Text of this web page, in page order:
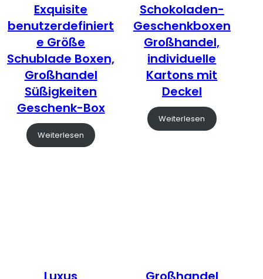
Exquisite
benutzerdefiniert
e Größe
Schublade Boxen,
Großhandel
Süßigkeiten
Geschenk-Box
Weiterlesen
Schokoladen-
Geschenkboxen
Großhandel,
individuelle
Kartons mit
Deckel
Weiterlesen